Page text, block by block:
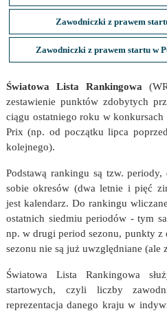
Zawodniczki z prawem
Zawodniczki z prawem startu w
Światowa Lista Rankingowa
zestawienie punktów zdobytych
ciągu ostatniego roku w
Prix (np. od początku lipca
kolejnego).
Podstawą rankingu są tzw.
sobie okresów (dwa letnie i pięć
jest kalendarz. Do rankingu
ostatnich siedmiu periodów - tym
np. w drugi period sezonu, punkty z
sezonu nie są już uwzględniane (ale
Światowa Lista Rankingowa
startowych, czyli liczby
reprezentacja danego kraju w